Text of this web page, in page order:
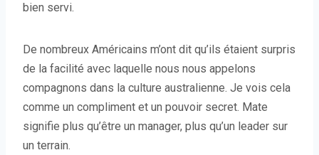
bien servi.
De nombreux Américains m’ont dit qu’ils étaient surpris
de la facilité avec laquelle nous nous appelons
compagnons dans la culture australienne. Je vois cela
comme un compliment et un pouvoir secret. Mate
signifie plus qu’être un manager, plus qu’un leader sur
un terrain.